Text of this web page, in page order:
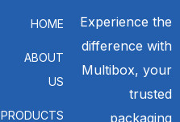
Experience the
difference with
Multibox, your
trusted
packaging
HOME
ABOUT
US
PRODUCTS